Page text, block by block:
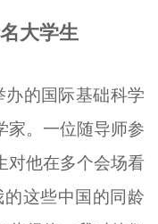
大学生
的国际基础科学
家。一位随导师参
对他在多个会场看
这些中国的同龄